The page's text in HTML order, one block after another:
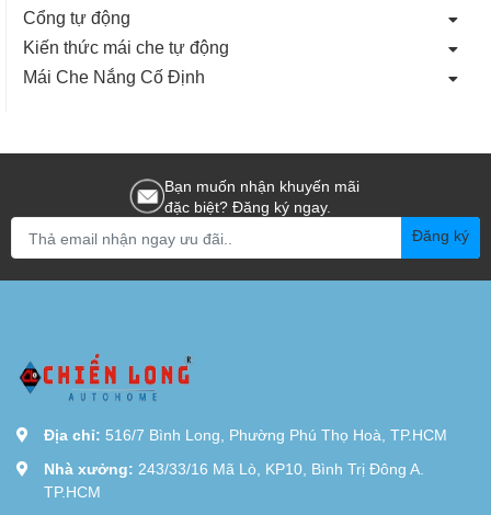
Cổng tự động
Kiến thức mái che tự động
Mái Che Nắng Cố Định
Bạn muốn nhận khuyến mãi
đặc biệt? Đăng ký ngay.
Đăng ký
Địa chỉ: 516/7 Bình Long, Phường Phú Thọ Hoà, TP.HCM
Nhà xưởng: 243/33/16 Mã Lò, KP10, Bình Trị Đông A.
TP.HCM